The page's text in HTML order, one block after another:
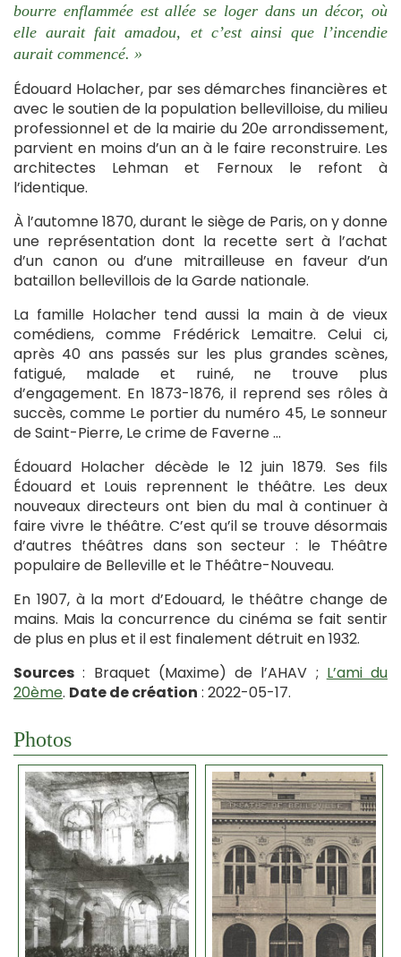
bourre enflammée est allée se loger dans un décor, où
elle aurait fait amadou, et c’est ainsi que l’incendie
aurait commencé. »
Édouard Holacher, par ses démarches financières et
avec le soutien de la population bellevilloise, du milieu
professionnel et de la mairie du 20e arrondissement,
parvient en moins d’un an à le faire reconstruire. Les
architectes Lehman et Fernoux le refont à
l’identique.
À l’automne 1870, durant le siège de Paris, on y donne
une représentation dont la recette sert à l’achat
d’un canon ou d’une mitrailleuse en faveur d’un
bataillon bellevillois de la Garde nationale.
La famille Holacher tend aussi la main à de vieux
comédiens, comme Frédérick Lemaitre. Celui ci,
après 40 ans passés sur les plus grandes scènes,
fatigué, malade et ruiné, ne trouve plus
d’engagement. En 1873-1876, il reprend ses rôles à
succès, comme Le portier du numéro 45, Le sonneur
de Saint-Pierre, Le crime de Faverne …
Édouard Holacher décède le 12 juin 1879. Ses fils
Édouard et Louis reprennent le théâtre. Les deux
nouveaux directeurs ont bien du mal à continuer à
faire vivre le théâtre. C’est qu’il se trouve désormais
d’autres théâtres dans son secteur : le Théâtre
populaire de Belleville et le Théâtre-Nouveau.
En 1907, à la mort d’Edouard, le théâtre change de
mains. Mais la concurrence du cinéma se fait sentir
de plus en plus et il est finalement détruit en 1932.
Sources : Braquet (Maxime) de l’AHAV ; L’ami du
20ème. Date de création : 2022-05-17.
Photos